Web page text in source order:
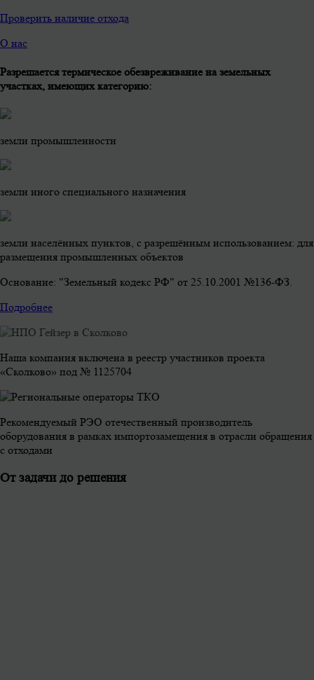
Проверить наличие отхода
О нас
Разрешается термическое обезвреживание на земельных
участках, имеющих категорию:
земли промышленности
земли иного специального назначения
земли населённых пунктов, с разрешённым использованием: для
размещения промышленных объектов
Основание: "Земельный кодекс РФ" от 25.10.2001 №136-ФЗ.
Подробнее
Наша компания включена в реестр участников проекта
«Сколково» под № 1125704
Рекомендуемый РЭО отечественный производитель
оборудования в рамках импортозамещения в отрасли обращения
с отходами
От задачи до решения